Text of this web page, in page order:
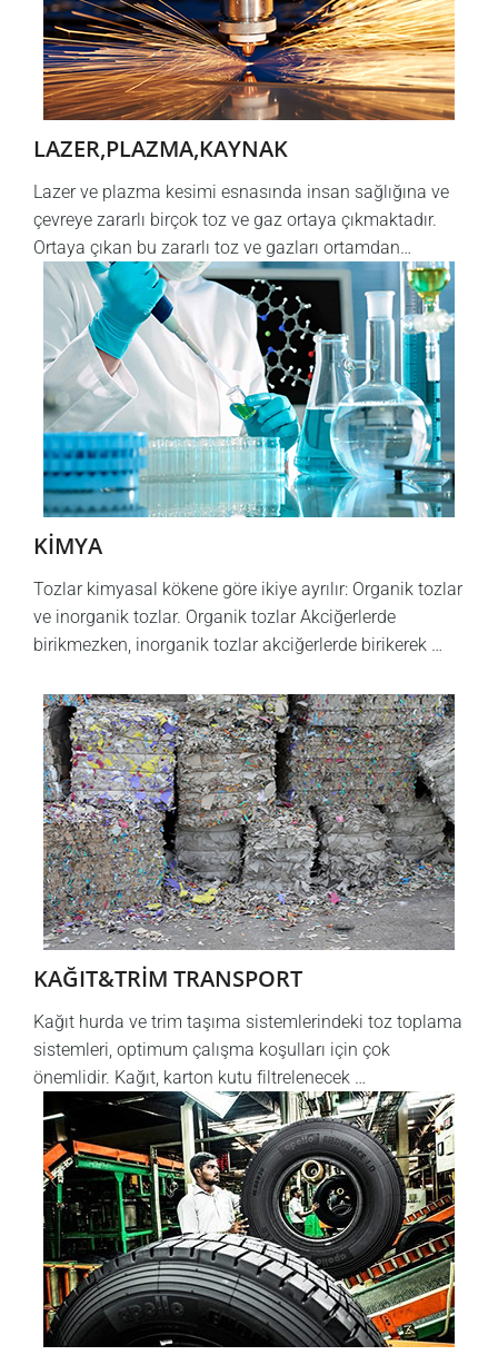
LAZER,PLAZMA,KAYNAK
Lazer ve plazma kesimi esnasında insan sağlığına ve
çevreye zararlı birçok toz ve gaz ortaya çıkmaktadır.
Ortaya çıkan bu zararlı toz ve gazları ortamdan…
KİMYA
Tozlar kimyasal kökene göre ikiye ayrılır: Organik tozlar
ve inorganik tozlar. Organik tozlar Akciğerlerde
birikmezken, inorganik tozlar akciğerlerde birikerek …
KAĞIT&TRİM TRANSPORT
Kağıt hurda ve trim taşıma sistemlerindeki toz toplama
sistemleri, optimum çalışma koşulları için çok
önemlidir. Kağıt, karton kutu filtrelenecek …